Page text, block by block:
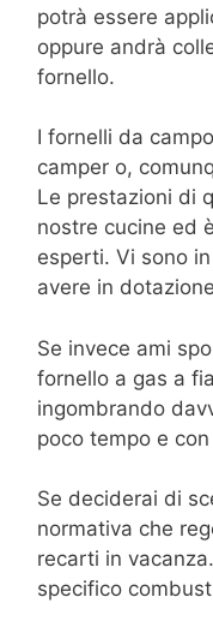
potrà essere
oppure andrà
fornello.
I fornelli da
camper o,
Le prestazioni di
nostre cucine ed
esperti. Vi sono
avere in
Se invece ami
fornello a gas a
ingombrando
poco tempo e
Se deciderai di
normativa che
recarti in
specifico